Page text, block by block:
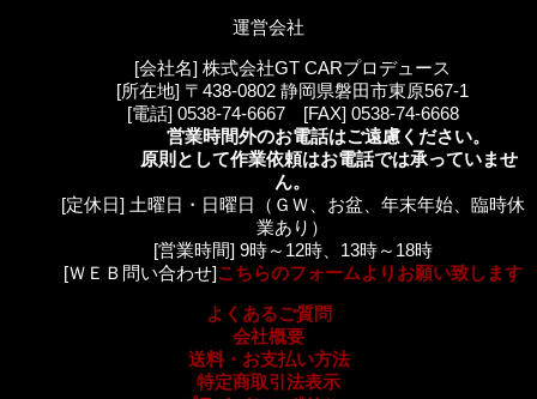
運営会社
[会社名] 株式会社GT CARプロデュース
[所在地] 〒438-0802 静岡県磐田市東原567-1
[電話] 0538-74-6667 [FAX] 0538-74-6668
営業時間外のお電話はご遠慮ください。
原則として作業依頼はお電話では承っていませ
ん。
[定休日] 土曜日・日曜日（ＧＷ、お盆、年末年始、臨時休
業あり）
[営業時間] 9時～12時、13時～18時
[ＷＥＢ問い合わせ]こちらのフォームよりお願い致します
よくあるご質問
会社概要
送料・お支払い方法
特定商取引法表示